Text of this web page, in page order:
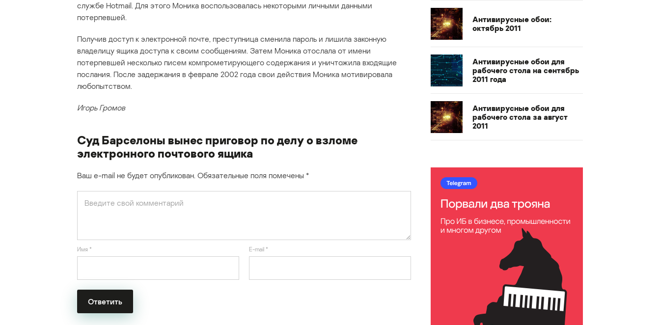
службе Hotmail. Для этого Моника воспользовалась некоторыми личными данными
потерпевшей.
Получив доступ к электронной почте, преступница сменила пароль и лишила законную
владелицу ящика доступа к своим сообщениям. Затем Моника отослала от имени
потерпевшей несколько писем компрометирующего содержания и уничтожила входящие
послания. После задержания в феврале 2002 года свои действия Моника мотивировала
любопытством.
Игорь Громов
Суд Барселоны вынес приговор по делу о взломе
электронного почтового ящика
Ваш e-mail не будет опубликован. Обязательные поля помечены *
Имя * E-mail *
Антивирусные обои:
октябрь 2011
Антивирусные обои для
рабочего стола на сентябрь
2011 года
Антивирусные обои для
рабочего стола за август
2011